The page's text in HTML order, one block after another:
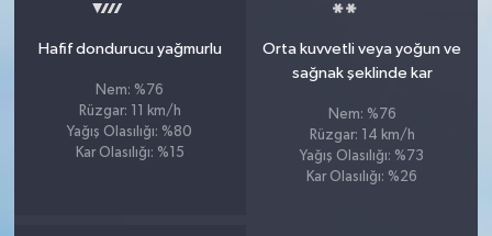
Hafif dondurucu yağmurlu
Nem: %76
Rüzgar: 11 km/h
Yağış Olasılığı: %80
Kar Olasılığı: %15
Orta kuvvetli veya yoğun ve
sağnak şeklinde kar
Nem: %76
Rüzgar: 14 km/h
Yağış Olasılığı: %73
Kar Olasılığı: %26